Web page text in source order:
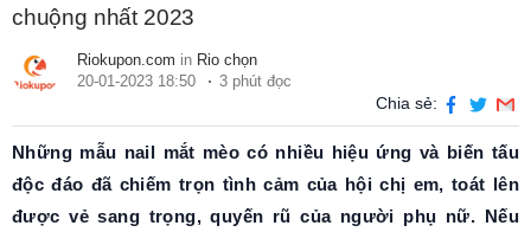
chuộng nhất 2023
Riokupon.com in Rio chọn
20-01-2023 18:50
3 phút đọc
Chia sẻ:
Những mẫu nail mắt mèo có nhiều hiệu ứng và biến tấu
độc đáo đã chiếm trọn tình cảm của hội chị em, toát lên
được vẻ sang trọng, quyến rũ của người phụ nữ. Nếu